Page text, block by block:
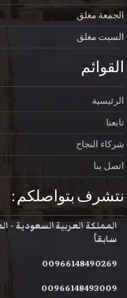
الجمعة مغلق
السبت مغلق
القوائم
الرئيسية
تابعنا
شركاء النجاح
اتصل بنا
نتشرف بتواصلكم :
المملكة العربية السعودية -
سابقاً
00966148490269
00966148493009